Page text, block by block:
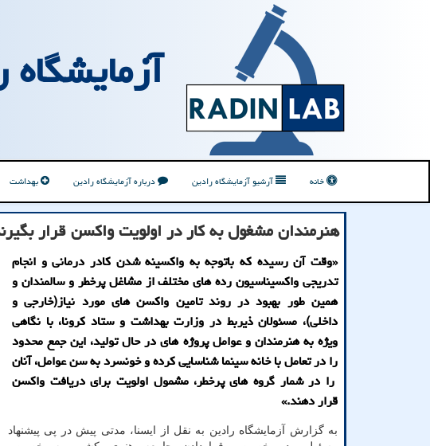
خانه آرشیو آزمایشگاه رادین درباره آزمایشگاه رادین بهداشت
هنرمندان مشغول به كار در اولویت واكسن قرار
«وقت آن رسیده که باتوجه به واکسینه شدن کادر درمانی و انجام
تدریجی واکسیناسیون رده های مختلف از مشاغل پرخطر و سالمندان و
همین طور بهبود در روند تامین واکسن های مورد نیاز(خارجی و
داخلی)، مسئولان ذیربط در وزارت بهداشت و ستاد کرونا، با نگاهی
ویژه به هنرمندان و عوامل پروژه های در حال تولید، این جمع محدود
را در تعامل با خانه سینما شناسایی کرده و خونسرد به سن عوامل، آنان
را در شمار گروه های پرخطر، مشمول اولویت برای دریافت واکسن
قرار دهند.»
به گزارش آزمایشگاه رادین به نقل از ایسنا، مدتی پیش در پی پیشنهاد